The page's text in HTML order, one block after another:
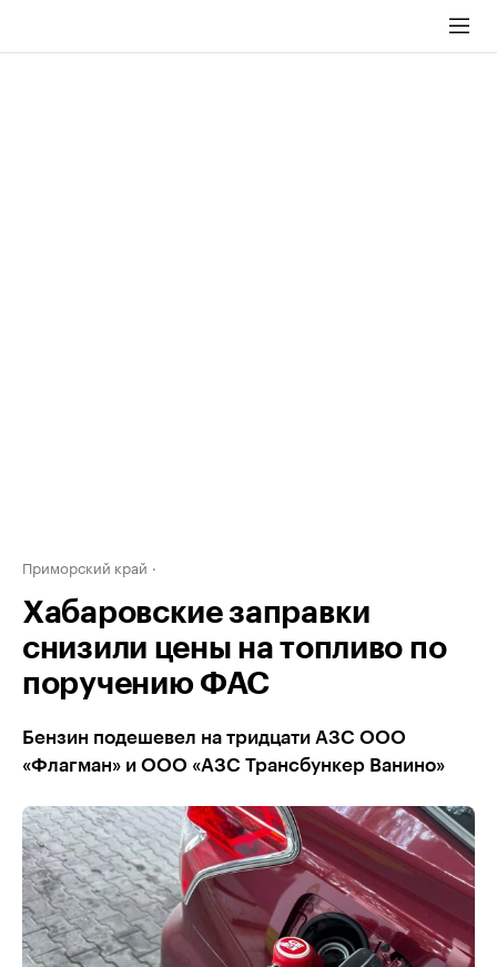
Приморский край
Хабаровские заправки
снизили цены на топливо по
поручению ФАС
Бензин подешевел на тридцати АЗС ООО
«Флагман» и ООО «АЗС Трансбункер Ванино»